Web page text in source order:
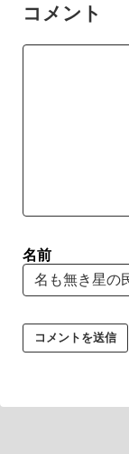
コメント
名前